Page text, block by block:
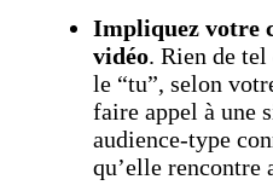
Impliquez votre
vidéo. Rien de
le “tu”, selon
faire appel à une
audience-type
qu’elle rencontre